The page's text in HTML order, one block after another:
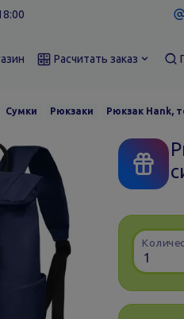
Расчитать заказ
Сумки Рюкзаки Рюкзак Hank,